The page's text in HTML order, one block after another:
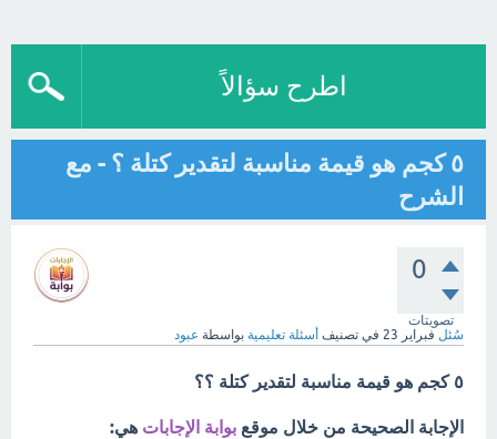
اطرح سؤالاً
٥ كجم هو قيمة مناسبة لتقدير كتلة ؟ - مع
الشرح
0
تصويتات
سُئل فبراير 23 في تصنيف أسئلة تعليمية بواسطة عبود
٥ كجم هو قيمة مناسبة لتقدير كتلة ؟؟
الإجابة الصحيحة من خلال موقع بوابة الإجابات هي: